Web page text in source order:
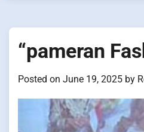
“pameran
Posted on June 19, 2025 by